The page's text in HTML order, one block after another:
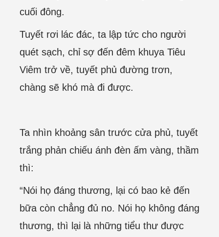
cuối đông.
Tuyết rơi lác đác, ta lập tức cho người
quét sạch, chỉ sợ đến đêm khuya Tiêu
Viêm trở về, tuyết phủ đường trơn,
chàng sẽ khó mà đi được.
Ta nhìn khoảng sân trước cửa phủ, tuyết
trắng phản chiếu ánh đèn ấm vàng, thầm
thì:
“Nói họ đáng thương, lại có bao kẻ đến
bữa còn chẳng đủ no. Nói họ không đáng
thương, thì lại là những tiểu thư được